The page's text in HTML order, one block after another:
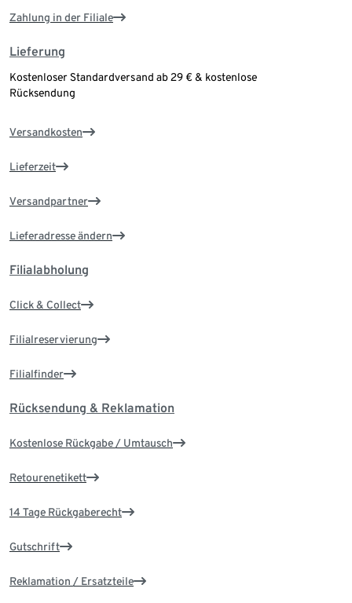
Zahlung in der Filiale
Lieferung
Kostenloser Standardversand ab 29 € & kostenlose
Rücksendung
Versandkosten
Lieferzeit
Versandpartner
Lieferadresse ändern
Filialabholung
Click & Collect
Filialreservierung
Filialfinder
Rücksendung & Reklamation
Kostenlose Rückgabe / Umtausch
Retourenetikett
14 Tage Rückgaberecht
Gutschrift
Reklamation / Ersatzteile